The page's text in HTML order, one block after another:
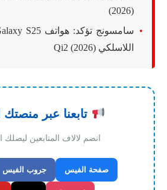
(2026)
اللاسلكي Qi2 (2026)
تابعنا عبر
انضم لالاف المتابعين ليصلك
صفحة الفيس جروب الفيس